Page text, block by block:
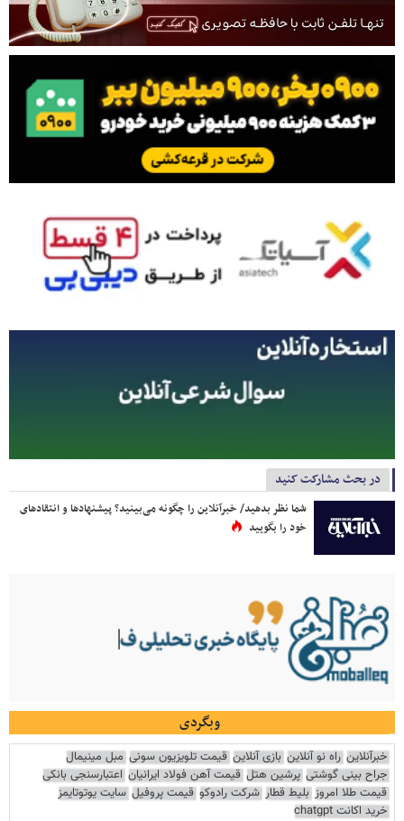
در بحث مشارکت کنید
شما نظر بدهید/ خبرآنلاین را چگونه می‌بینید؟ پیشنهادها و انتقادهای
خود را بگویید
وبگردی
خبرآنلاین راه نو آنلاین بازی آنلاین قیمت تلویزیون سونی مبل مینیمال
جراح بینی گوشتی پرشین هتل قیمت آهن فولاد ایرانیان اعتبارسنجی بانکی
قیمت طلا امروز بلیط قطار شرکت رادوکو قیمت پروفیل سایت یوتوتایمز
خرید اکانت chatgpt